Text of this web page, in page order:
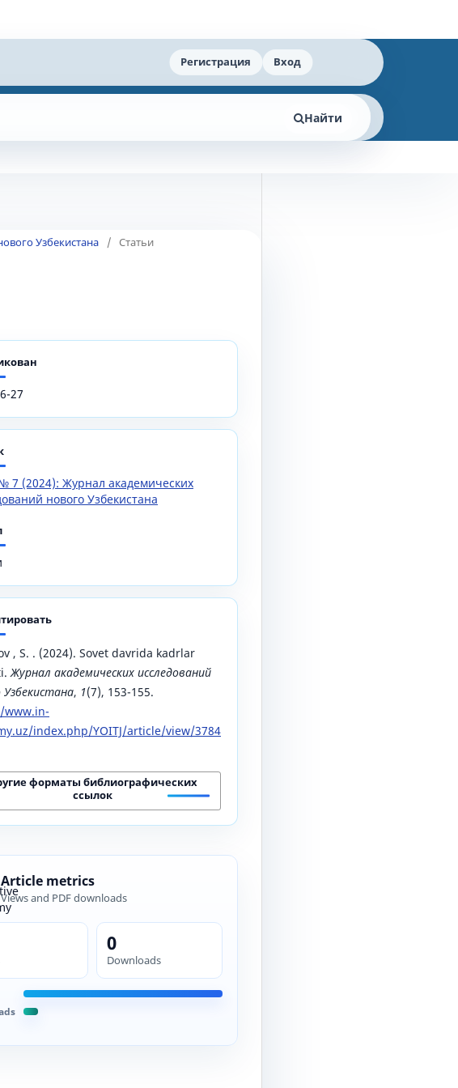
Регистрация Вход
Найти
Узбекистана / Статьи
27
7 (2024): Журнал академических
нового Узбекистана
, S. . (2024). Sovet davrida kadrlar
Журнал академических исследований
Узбекистана, 1(7), 153-155.
index.php/YOITJ/article/view/3784
форматы библиографических
ссылок
Article metrics
Views and PDF downloads
0
Downloads